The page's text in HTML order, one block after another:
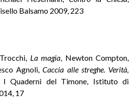
Balsamo 2009, 223
La magia , Newton Compton,
Agnoli,Caccia alle streghe. Verità,
I Quaderni del Timone, Istituto di
17